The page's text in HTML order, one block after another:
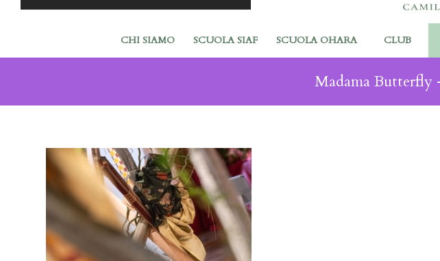
CHI SIAMO SCUOLA SIAF SCUOLA OHARA CLUB
Madama